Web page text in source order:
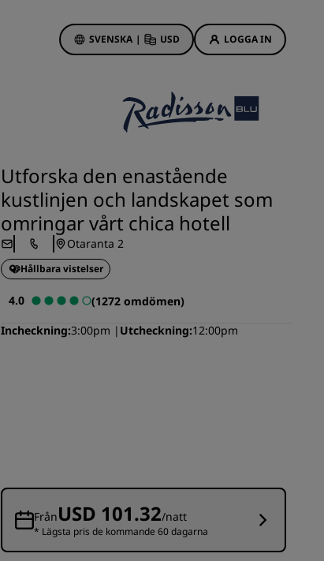
SVENSKA | USD LOGGA IN
Hotellerbjudanden
Första gången gillt
Deals of the Day
Förhandsboka
Se våra paket
Reseidéer
Familjevänliga hotell
Besök vår blogg
Radisson Rewards
Utforska den enastående
kustlinjen och landskapet som
omringar vårt chica hotell
Otaranta 2
Hållbara vistelser
4.0
(1272 omdömen)
Incheckning 3:00pm Utcheckning 12:00pm
FrånUSD 101.32/natt
* Lägsta pris de kommande 60 dagarna